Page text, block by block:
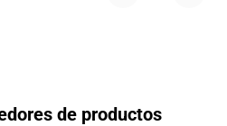
de productos